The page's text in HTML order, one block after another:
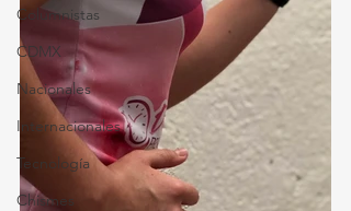
Columnistas
CDMX
Nacionales
Internacionales
Tecnología
Chismes